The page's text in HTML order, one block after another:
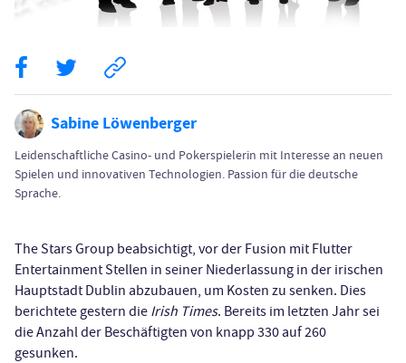
Sabine Löwenberger
Leidenschaftliche Casino- und Pokerspielerin mit Interesse an neuen
Spielen und innovativen Technologien. Passion für die deutsche
Sprache.
The Stars Group beabsichtigt, vor der Fusion mit Flutter
Entertainment Stellen in seiner Niederlassung in der irischen
Hauptstadt Dublin abzubauen, um Kosten zu senken. Dies
berichtete gestern die Irish Times. Bereits im letzten Jahr sei
die Anzahl der Beschäftigten von knapp 330 auf 260
gesunken.